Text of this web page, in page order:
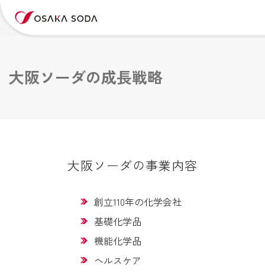
大阪ソーダの成長戦略
大阪ソーダの事業内容
創立110年の化学会社
基礎化学品
機能化学品
ヘルスケア